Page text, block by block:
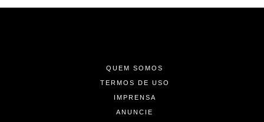
QUEM SOMOS
TERMOS DE USO
IMPRENSA
ANUNCIE